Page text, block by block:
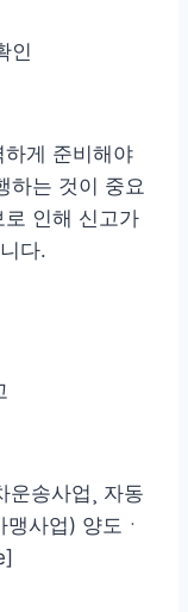
인
게 준비해야
하는 것이 중요
인해 신고가
다.
송사업¸ 자동
사업) 양도ㆍ